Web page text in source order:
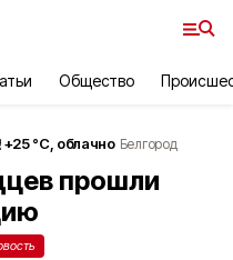
Общество
+25°С, облачно Белгород
прошли